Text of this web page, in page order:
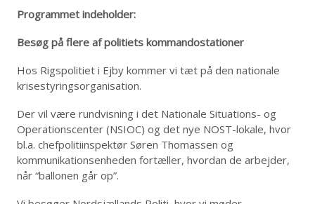
Programmet indeholder:
Besøg på flere af politiets kommandostationer
Hos Rigspolitiet i Ejby kommer vi tæt på den nationale
krisestyringsorganisation.
Der vil være rundvisning i det Nationale Situations- og
Operationscenter (NSIOC) og det nye NOST-lokale, hvor
bl.a. chefpolitiinspektør Søren Thomassen og
kommunikationsenheden fortæller, hvordan de arbejder,
når “ballonen går op”.